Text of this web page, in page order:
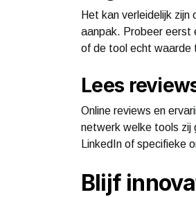
Het kan verleidelijk
aanpak. Probeer eerst
of de tool echt waarde
Lees
Online reviews en
netwerk welke tools zij
LinkedIn of specifieke
Blijf